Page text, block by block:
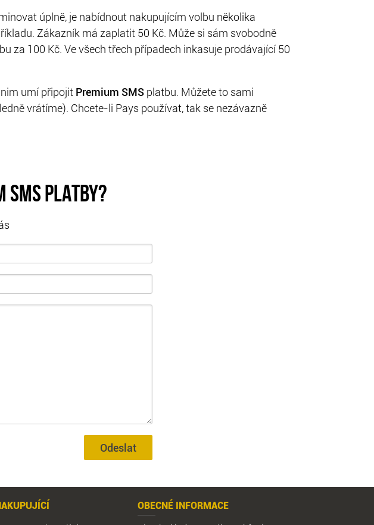
úplně, je nabídnout nakupujícím volbu několika
Zákazník má zaplatit 50 Kč. Může si sám svobodně
za 100 Kč. Ve všech třech případech inkasuje prodávající 50
umí připojit Premium SMS platbu. Můžete to sami
vrátíme). Chcete-li Pays používat, tak se nezávazně
SMS PLATBY?
Odeslat
OBECNÉ INFORMACE